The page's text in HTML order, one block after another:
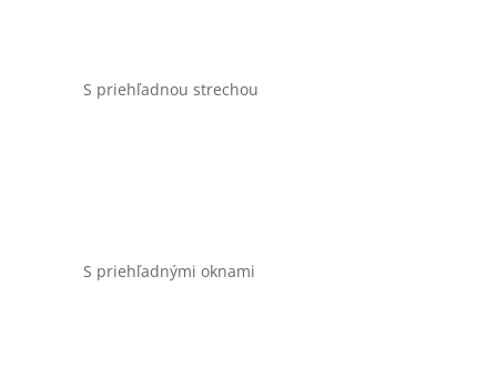
S priehľadnou strechou
S priehľadnými oknami